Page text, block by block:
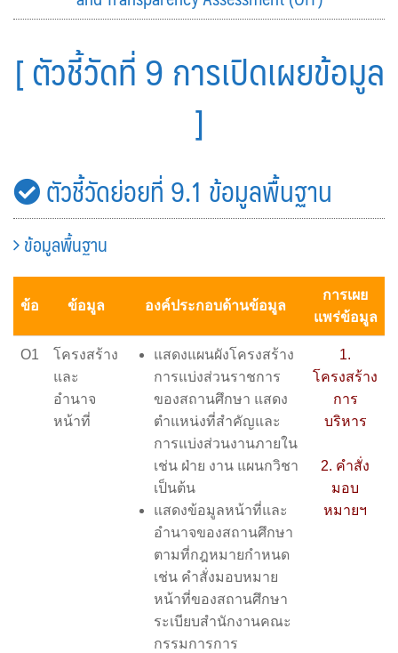
[ตัวชี้วัดที่ 9การเปิดเผยข้อมูล
]
ตัวชี้วัดย่อยที่ 9.1 ข้อมูลพื้นฐาน
ข้อมูลพื้นฐาน
ข้อ ข้อมูล องค์ประกอบด้านข้อมูล
การเผย
แพร่ข้อมูล
O1
โครงสร้าง
และ
อำนาจ
หน้าที่
แสดงแผนผังโครงสร้าง
การแบ่งส่วนราชการ
ของสถานศึกษา แสดง
ตำแหน่งที่สำคัญและ
การแบ่งส่วนงานภายใน
เช่น ฝ่าย งาน แผนกวิชา
เป็นต้น
แสดงข้อมูลหน้าที่และ
อำนาจของสถานศึกษา
ตามที่กฎหมายกำหนด
เช่น คำสั่งมอบหมาย
หน้าที่ของสถานศึกษา
ระเบียบสำนักงานคณะ
กรรมการการ
1.
โครงสร้าง
การ
บริหาร
2. คำสั่ง
มอบ
หมายฯ